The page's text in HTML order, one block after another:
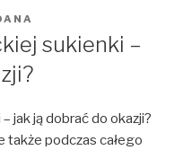
sukienki –
jak ją dobrać do okazji?
także podczas całego